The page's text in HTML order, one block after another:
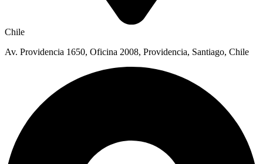
Chile
Av. Providencia 1650, Oficina 2008, Providencia, Santiago, Chile